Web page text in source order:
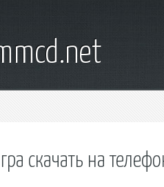
скачать на